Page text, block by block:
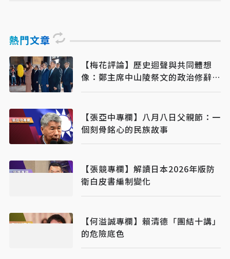
熱門文章
【梅花評論】歷史迴聲與共同體想
像：鄭主席中山陵祭文的政治修辭與
時代意義
【張亞中專欄】八月八日父親節：一
個刻骨銘心的民族故事
【張競專欄】解讀日本2026年版防
衛白皮書編制變化
【何溢誠專欄】賴清德「團結十講」
的危險底色